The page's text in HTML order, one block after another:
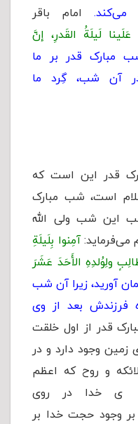
مى‌کند.امام باقر
عَلَینا لَیلَةُ القَدرِ، إنَّ
مبارک قدر بر ما
آن شب، گِرد ما
قدر این است که
است، شب مبارک
این شب ولی الله
می‌فرماید:آمِنوا بِلَیلَةِ
ولِوُلدِهِ الأَحَدَ عَشَرَ
آورید، زیرا آن شب
فرزندش بعد از وى
قدر از اول خلقت
زمین وجود دارد و در
و روح که اعظم
ی خدا در روی
وجود حجت خدا بر